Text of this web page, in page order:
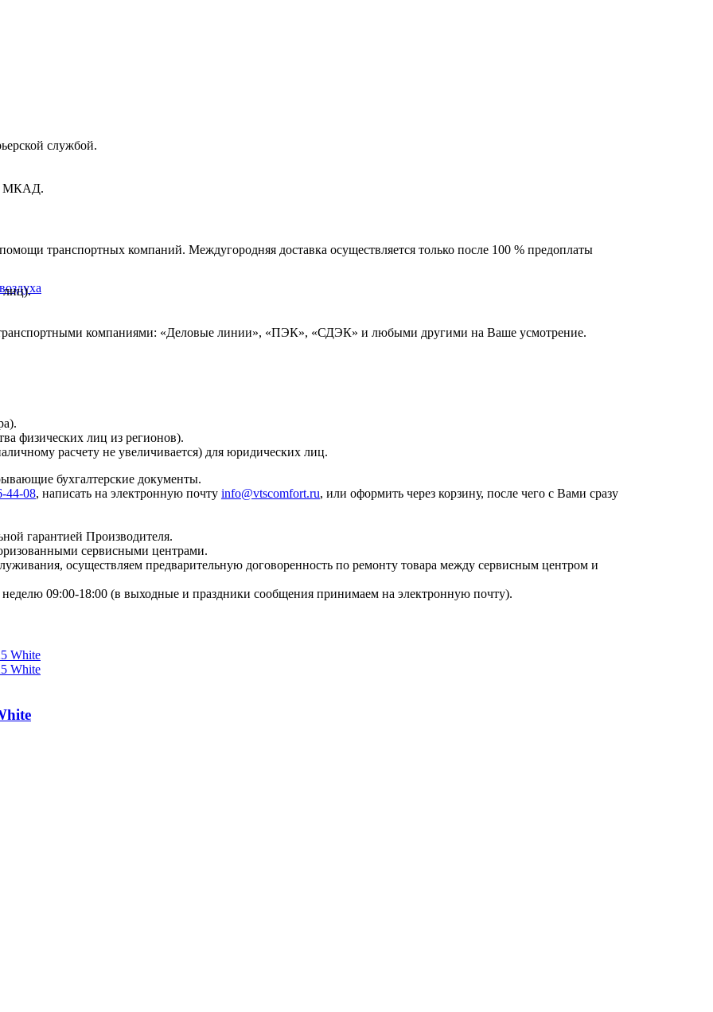
службой.
МКАД.
транспортных компаний. Междугородняя доставка осуществляется только после 100 % предоплаты
лиц).
компаниями: «Деловые линии», «ПЭК», «СДЭК» и любыми другими на Ваше усмотрение.
физических лиц из регионов).
расчету не увеличивается) для юридических лиц.
бухгалтерские документы.
44-08, написать на электронную почту info@vtscomfort.ru, или оформить через корзину, после чего с Вами сразу
гарантией Производителя.
сервисными центрами.
осуществляем предварительную договоренность по ремонту товара между сервисным центром и
09:00-18:00 (в выходные и праздники сообщения принимаем на электронную почту).